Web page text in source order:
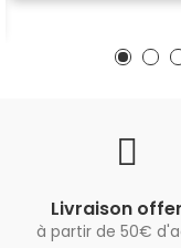
Livraison
à partir de 50€